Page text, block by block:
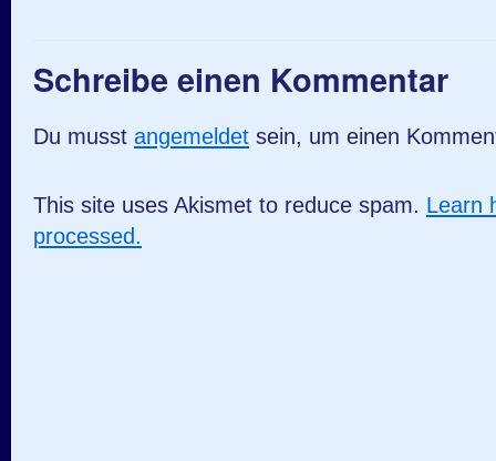
Schreibe einen Kommentar
Du musst angemeldet sein, um einen
This site uses Akismet to reduce spam. Learn
processed.